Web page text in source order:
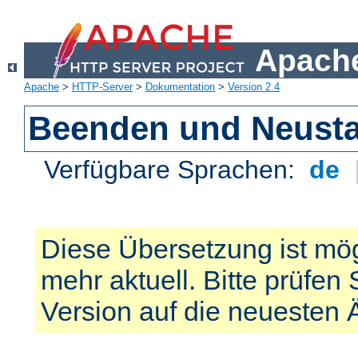
Apache > HTTP-Server> Dokumentation > Version 2.4
Beenden und
Verfügbare Sprachen: de
Diese Übersetzung ist
mehr aktuell. Bitte prüfen
Version auf die neuesten